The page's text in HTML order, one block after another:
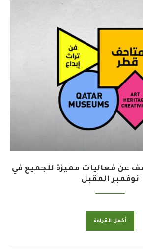
عن فعاليات مميزة للجميع في
نوفمبر المقبل
أكمل القراءة